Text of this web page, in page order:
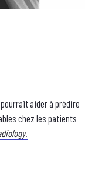
aider à prédire
chez les patients
.